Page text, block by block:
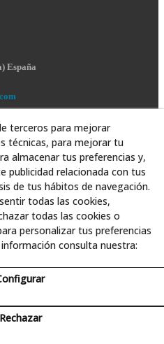
) España
terceros para mejorar
técnicas, para mejorar tu
almacenar tus preferencias y,
publicidad relacionada con tus
de tus hábitos de navegación.
todas las cookies,
todas las cookies o
personalizar tus preferencias
consulta nuestra:
Rechazar